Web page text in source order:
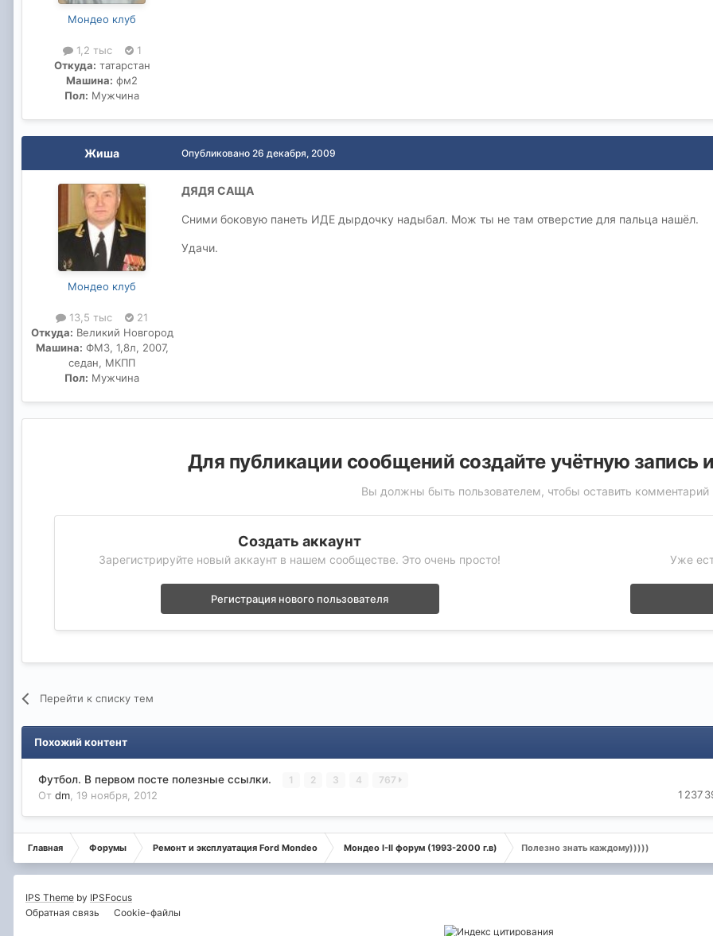
Мондео клуб
1,2 тыс
1
Откуда: татарстан
Машина: фм2
Пол: Мужчина
Жиша
Мондео клуб
13,5 тыс
21
Откуда: Великий Новгород
Машина: ФМ3, 1,8л, 2007,
седан, МКПП
Пол: Мужчина
Опубликовано 26 декабря, 2009
ДЯДЯ САЩА
Сними боковую панеть ИДЕ дырдочку надыбал. Мож ты не там отверстие для пальца нашёл.
Удачи.
Для публикации сообщений создайте учётную запись
Вы должны быть пользователем, чтобы оставить комментарий
Создать аккаунт
Зарегистрируйте новый аккаунт в нашем сообществе. Это очень просто!
Регистрация нового пользователя
Уже
Перейти к списку тем
Похожий контент
Футбол. В первом посте полезные ссылки. 1 2 3 4 767
От dm 19 ноября, 2012 1 237
Главная Форумы Ремонт и эксплуатация Ford Mondeo Мондео I-II форум (1993-2000 г.в) Полезно знать каждому)))))
IPS Theme by IPSFocus
Обратная связь
Cookie-файлы